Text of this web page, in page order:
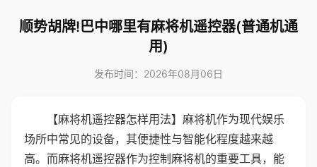
顺势胡牌!巴中哪里有麻将机遥控器(普通机通
用)
发布时间：2026年08月06日
【麻将机遥控器怎样用法】麻将机作为现代娱乐
场所中常见的设备，其便捷性与智能化程度越来越
高。而麻将机遥控器作为控制麻将机的重要工具，能